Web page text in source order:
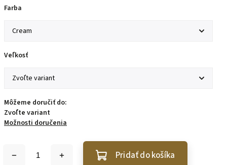
Farba
Veľkosť
Môžeme doručiť do:
Zvoľte variant
Možnosti doručenia
Pridať do košíka